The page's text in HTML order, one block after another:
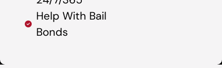
Help With Bail
Bonds